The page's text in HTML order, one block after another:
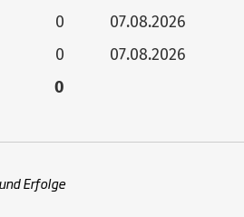
0
07.08.2026
0
07.08.2026
0
Erfolge